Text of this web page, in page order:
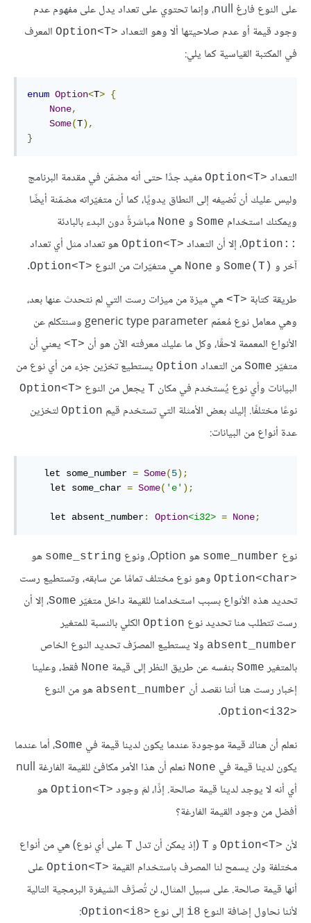
على النوع فارغ null، وإنما تحتوي على تعداد يدل على مفهوم عدم
وجود قيمة أو عدم صلاحيتها ألا وهو التعداد Option<T>‎ المعرف
في المكتبة القياسية كما يلي:
enum Option<T> {
None,
Some(T),
}
التعداد Option<T>‎ مفيد جدًا حتى أنه مضمّن في مقدمة البرنامج
وليس عليك أن تُضيفه إلى النطاق يدويًا، كما أن متغيّراته مضمّنة أيضًا
ويمكنك استخدام Some و None مباشرةً دون البدء بالبادئة
Option::‎، إلا أن التعداد Option<T>‎ هو تعداد مثل أي تعداد
آخر و Some(T)‎ و None هي متغيّرات من النوع Option<T>‎
.
طريقة كتابة <T>
هي ميزة من ميزات رست التي لم نتحدث عنها بعد،
وهي معامل نوع مُعمّم generic type parameter وسنتكلم عن
الأنواع المعممة لاحقًا، وكل ما عليك معرفته الآن هو أن <T>
يعني أن
متغيّر Some من التعداد Option يستطيع تخزين جزء من أي نوع من
البيانات وأي نوع يُستخدم في مكان T يجعل من النوع Option<T>‎
نوعًا مختلفًا. إليك بعض الأمثلة التي تستخدم قيم Option لتخزين
عدة أنواع من البيانات:
   let some_number
= Some(5);
    let some_char
= Some( 'e' );
    let absent_number
: Option<i32> = None;
نوع some_number هو Option ، ونوع some_string هو
Option<char>‎ وهو نوع مختلف تمامًا عن سابقه، وتستطيع رست
تحديد هذه الأنواع بسبب استخدامنا للقيمة داخل متغيّر Some، إلا أن
رست تتطلب منا تحديد نوع Option الكلي بالنسبة للمتغير
absent_number ولا يستطيع المصرّف تحديد النوع الخاص
بالمتغير Some بنفسه عن طريق النظر إلى قيمة None فقط، وعلينا
إخبار رست هنا أننا نقصد أن absent_number هو من النوع
Option<i32>‎
.
نعلم أن هناك قيمة موجودة عندما يكون لدينا قيمة في Some، أما عندما
يكون لدينا قيمة في None
نعلم أن هذا الأمر مكافئ للقيمة الفارغة null
أي أنه لا يوجد لدينا قيمة صالحة. إذًا، لمَ وجود Option<T>‎ هو
أفضل من وجود القيمة الفارغة؟
لأن Option<T>‎ و T (إذ يمكن أن تدل T على أي نوع) هي من أنواع
مختلفة ولن يسمح لنا المصرف باستخدام القيمة Option<T>‎ على
أنها قيمة صالحة. على سبيل المثال، لن تُصرَّف الشيفرة البرمجية التالية
لأننا نحاول إضافة النوع i8 إلى نوع Option<i8>‎
: